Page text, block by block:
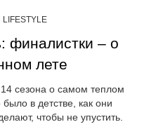
финалистки – о
лете
сезона о самом теплом
в детстве, как они
чтобы не упустить.